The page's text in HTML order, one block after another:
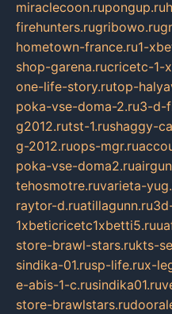
miraclecoon.rupongup.ru
firehunters.rugribowo.ru
hometown-france.ru1-
shop-garena.rucricetc-1-
one-life-story.rutop-
poka-vse-doma-2.ru3-d-
g2012.rutst-1.rushaggy-
g-2012.ruops-mgr.ru
poka-vse-doma2.ru
tehosmotre.ruvarieta-
raytor-d.ruatillagunn.ru
1xbeticricetc1xbetti5.ru
store-brawl-stars.rukts-
sindika-01.rusp-life.rux-
e-abis-1-c.rusindika01.ru
store-brawlstars.ru